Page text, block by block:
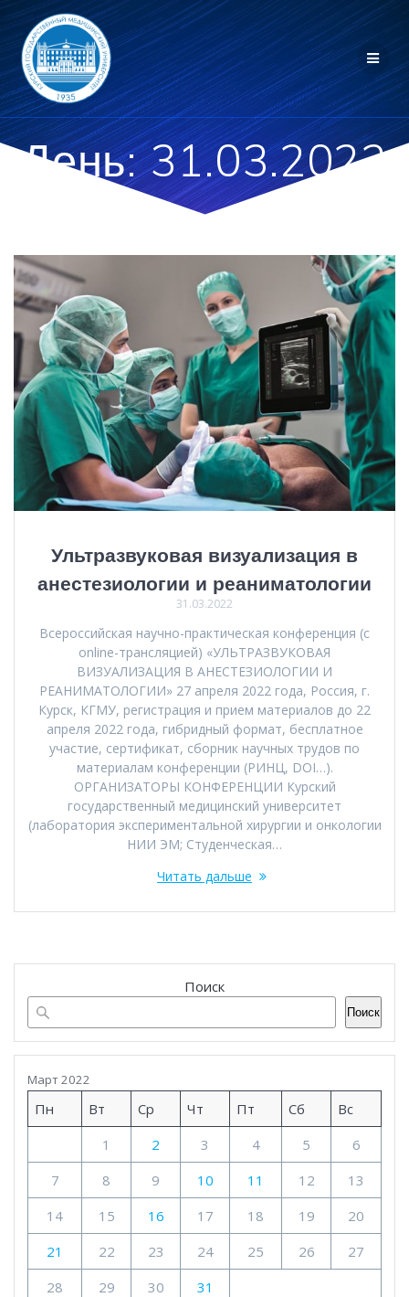
Перейти
контенту
День:31.03.2022
Ультразвуковая визуализация в
анестезиологии и реаниматологии
31.03.2022
Всероссийская научно-практическая конференция (с
online-трансляцией) «УЛЬТРАЗВУКОВАЯ
ВИЗУАЛИЗАЦИЯ В АНЕСТЕЗИОЛОГИИ И
РЕАНИМАТОЛОГИИ» 27 апреля 2022 года, Россия, г.
Курск, КГМУ, регистрация и прием материалов до 22
апреля 2022 года, гибридный формат, бесплатное
участие, сертификат, сборник научных трудов по
материалам конференции (РИНЦ, DOI…).
ОРГАНИЗАТОРЫ КОНФЕРЕНЦИИ Курский
государственный медицинский университет
(лаборатория экспериментальной хирургии и онкологии
НИИ ЭМ; Студенческая…
Читать дальше
Поиск
Поиск
Март 2022
Пн Вт Ср Чт Пт Сб
Вс
1
2 3 4 5
6
7
8 9 10 11 12
13
14
15 16 17 18 19
20
21
22 23 24 25 26
27
28
29 30 31